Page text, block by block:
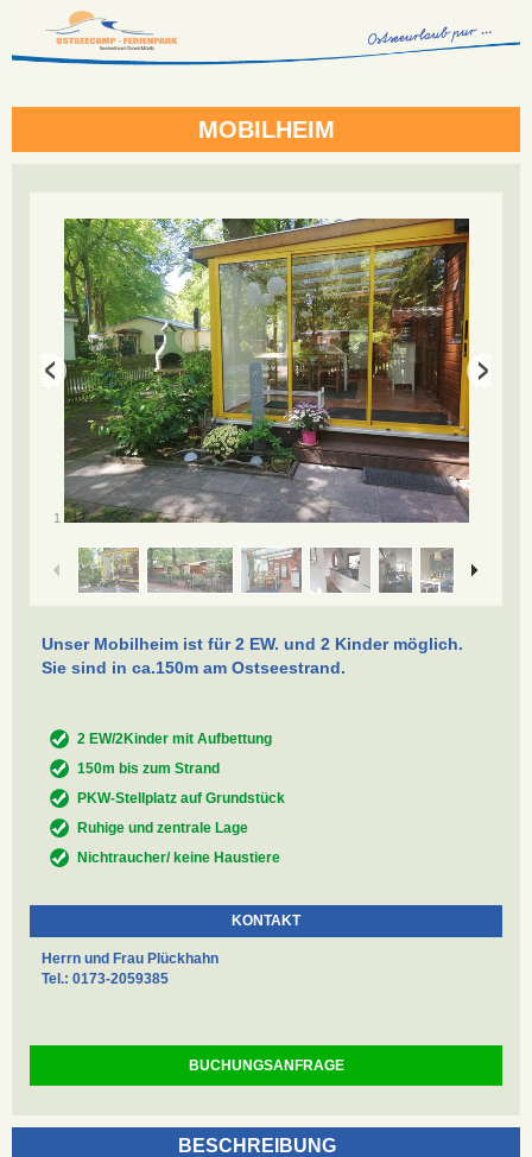
MOBILHEIM
1 /12
Unser Mobilheim ist für 2 EW. und 2 Kinder möglich.
Sie sind in ca.150m am Ostseestrand.
2 EW/2Kinder mit Aufbettung
150m bis zum Strand
PKW-Stellplatz auf Grundstück
Ruhige und zentrale Lage
Nichtraucher/ keine Haustiere
KONTAKT
Herrn und Frau Plückhahn
Tel.: 0173-2059385
BUCHUNGSANFRAGE
BESCHREIBUNG